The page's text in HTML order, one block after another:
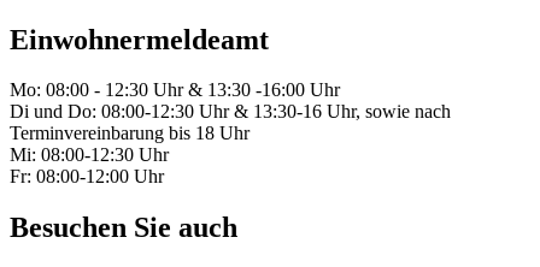
Einwohnermeldeamt
Mo: 08:00 - 12:30 Uhr & 13:30 -16:00 Uhr
Di und Do: 08:00-12:30 Uhr & 13:30-16 Uhr, sowie nach
Terminvereinbarung bis 18 Uhr
Mi: 08:00-12:30 Uhr
Fr: 08:00-12:00 Uhr
Besuchen Sie auch